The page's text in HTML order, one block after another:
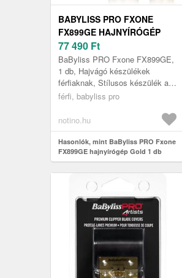
BABYLISS PRO FXONE
FX899GE HAJNYÍRÓGÉP
GOLD 1 DB
77 490 Ft
BaByliss PRO Fxone FX899GE,
1 db, Hajvágó készülékek
férfiaknak, Stílusos készülék a
tökéletes hajvágáshoz A pontos
gyerekjáték:...
férfi, babyliss pro
notino.hu
Hasonlók, mint BaByliss PRO Fxone
FX899GE hajnyírógép Gold 1 db